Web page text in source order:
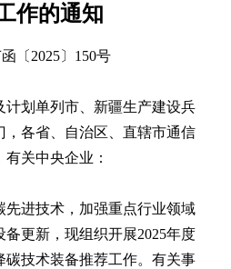
作的通知
〔2025〕150号
计划单列市、新疆生产建设兵
，各省、自治区、直辖市通信
关中央企业：
先进技术，加强重点行业领域
更新，现组织开展2025年度
碳技术装备推荐工作。有关事